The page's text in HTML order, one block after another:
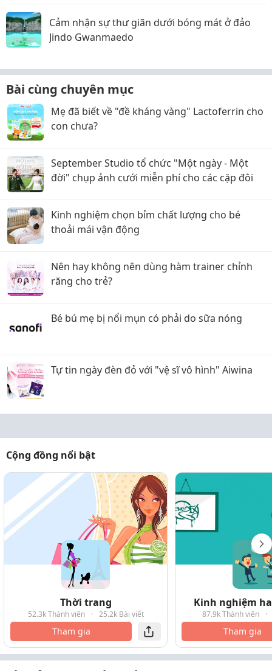
Cảm nhận sự thư giãn dưới bóng mát ở đảo
Jindo Gwanmaedo
Bài cùng chuyên mục
Mẹ đã biết về "đề kháng vàng" Lactoferrin cho
con chưa?
September Studio tổ chức "Một ngày - Một
đời" chụp ảnh cưới miễn phí cho các cặp đôi
Kinh nghiệm chọn bỉm chất lượng cho bé
thoải mái vận động
Nên hay không nên dùng hàm trainer chỉnh
răng cho trẻ?
Bé bú mẹ bị nổi mụn có phải do sữa nóng
Tự tin ngày đèn đỏ với "vệ sĩ vô hình" Aiwina
Cộng đồng nổi bật
Thời trang
52.3k Thành viên · 25.2k Bài viết
Tham gia
Kinh nghiệm
87.9k Thành viên ·
Tham gia